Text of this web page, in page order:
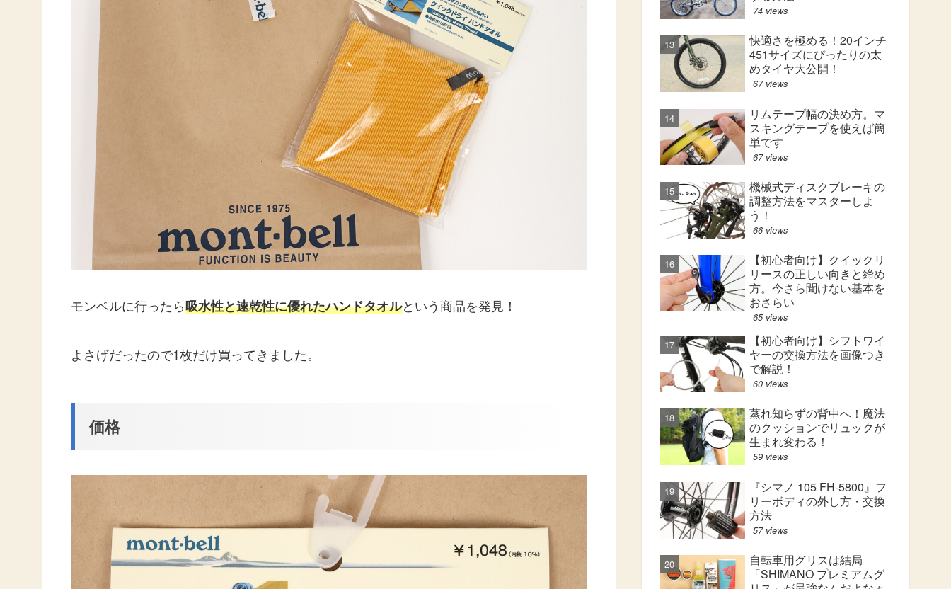
モンベルに行ったら吸水性と速乾性に優れたハンドタオルという商品を発見！
よさげだったので1枚だけ買ってきました。
価格
74 views
快適さを極める！20インチ
451サイズにぴったりの太
めタイヤ大公開！
67 views
リムテープ幅の決め方。マ
スキングテープを使えば簡
単です
67 views
機械式ディスクブレーキの
調整方法をマスターしよ
う！
66 views
【初心者向け】クイックリ
リースの正しい向きと締め
方。今さら聞けない基本を
おさらい
65 views
【初心者向け】シフトワイ
ヤーの交換方法を画像つき
で解説！
60 views
蒸れ知らずの背中へ！魔法
のクッションでリュックが
生まれ変わる！
59 views
『シマノ 105 FH-5800』フ
リーボディの外し方・交換
方法
57 views
自転車用グリスは結局
「SHIMANO プレミアムグ